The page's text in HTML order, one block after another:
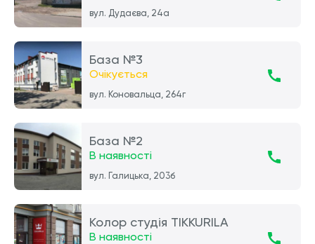
вул. Дудаєва, 24а
База №3
Очікується
вул. Коновальца, 264г
База №2
В наявності
вул. Галицька, 203б
Колор студія TIKKURILA
В наявності